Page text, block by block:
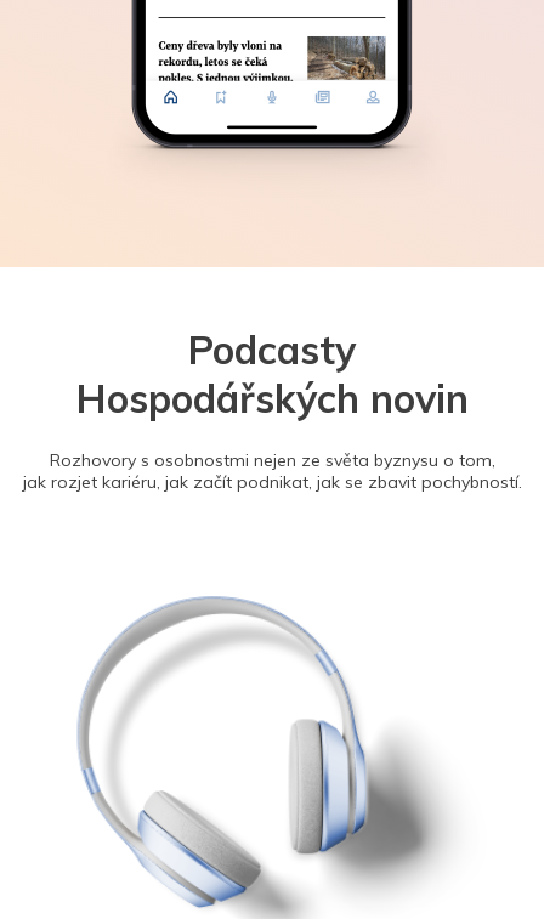
Podcasty
Hospodářských novin
Rozhovory s osobnostmi nejen ze světa byznysu o tom,
jak rozjet kariéru, jak začít podnikat, jak se zbavit pochybností.